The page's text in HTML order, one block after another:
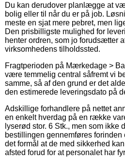
Du kan derudover planlægge at
bolig eller til når du er på job.
meste en sjat mere pebret, men
Den prisbilligste mulighed for
henter ordren, som jo forudsætter
virksomhedens tilholdssted.
Fragtperioden på Mærkedage >
være temmelig central såfremt vi
samme, så af den grund er det
den estimerede leveringsdato på
Adskillige forhandlere på nettet
en enkelt hverdag på en række
lyserød stor. 6 Stk., men som ikke
bestillingen gennemføres forinden
det formål at de med sikkerhed
afsted forud for at personalet har